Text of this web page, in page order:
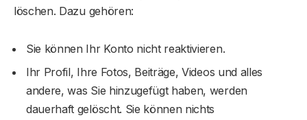
löschen. Dazu gehören:
Sie können Ihr Konto nicht reaktivieren.
Ihr Profil, Ihre Fotos, Beiträge, Videos und alles
andere, was Sie hinzugefügt haben, werden
dauerhaft gelöscht. Sie können nichts